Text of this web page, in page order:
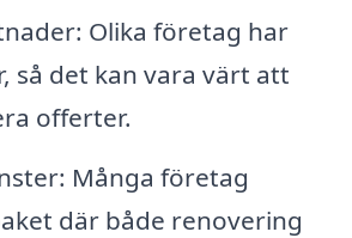
Olika företag har
så det kan vara värt att
offerter.
Många företag
där både renovering